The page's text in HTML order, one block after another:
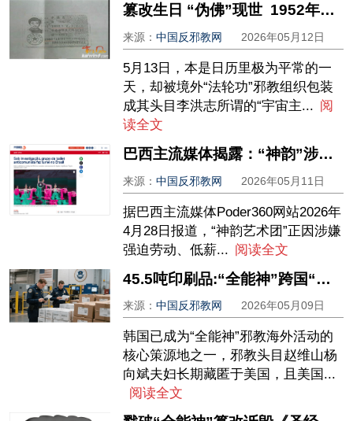
篡改生日 “伪佛”现世 1952年7月7日母亲难产生下李洪志 ——“5˙13”系列专稿“法轮功”造假欺骗恶行累累（一）
来源：中国反邪教网 2026年05月12日
5月13日，本是日历里极为平常的一
天，却被境外“法轮功”邪教组织包装
成其头目李洪志所谓的“宇宙主... 阅
读全文
巴西主流媒体揭露：“神韵”涉强迫劳动、低薪及控制成员遭美国诉讼
来源：中国反邪教网 2026年05月11日
据巴西主流媒体Poder360网站2026年
4月28日报道，“神韵艺术团”正因涉嫌
强迫劳动、低薪... 阅读全文
45.5吨印刷品:“全能神”跨国“投毒”的铁证
来源：中国反邪教网 2026年05月09日
韩国已成为“全能神”邪教海外活动的
核心策源地之一，邪教头目赵维山杨
向斌夫妇长期藏匿于美国，且美国...
阅读全文